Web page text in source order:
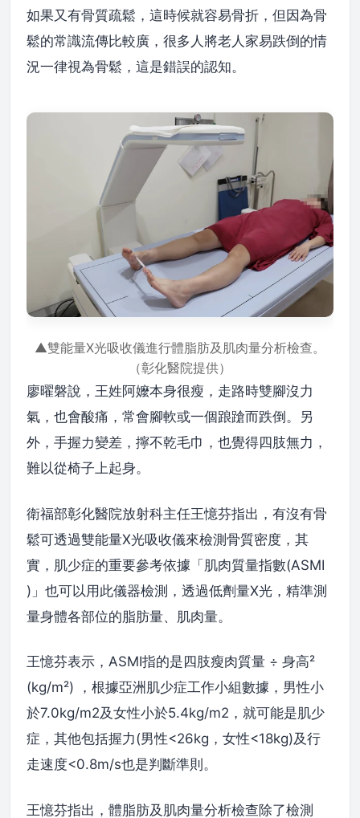
如果又有骨質疏鬆，這時候就容易骨折，但因為骨
鬆的常識流傳比較廣，很多人將老人家易跌倒的情
況一律視為骨鬆，這是錯誤的認知。
▲雙能量X光吸收儀進行體脂肪及肌肉量分析檢查。
（彰化醫院提供）
廖曜磐說，王姓阿嬤本身很瘦，走路時雙腳沒力
氣，也會酸痛，常會腳軟或一個踉蹌而跌倒。另
外，手握力變差，擰不乾毛巾，也覺得四肢無力，
難以從椅子上起身。
衛福部彰化醫院放射科主任王憶芬指出，有沒有骨
鬆可透過雙能量X光吸收儀來檢測骨質密度，其
實，肌少症的重要參考依據「肌肉質量指數(ASMI
)」也可以用此儀器檢測，透過低劑量X光，精準測
量身體各部位的脂肪量、肌肉量。
王憶芬表示，ASMI指的是四肢瘦肉質量 ÷ 身高²
(kg/m²) ，根據亞洲肌少症工作小組數據，男性小
於7.0kg/m2及女性小於5.4kg/m2，就可能是肌少
症，其他包括握力(男性<26kg，女性<18kg)及行
走速度<0.8m/s也是判斷準則。
王憶芬指出，體脂肪及肌肉量分析檢查除了檢測